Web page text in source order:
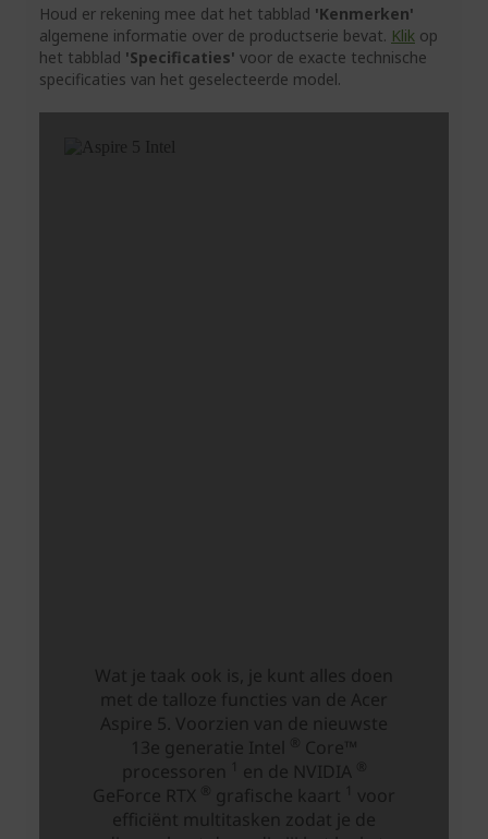
Houd er rekening mee dat het tabblad 'Kenmerken'
algemene informatie over de productserie bevat. Klik op
het tabblad 'Specificaties' voor de exacte technische
specificaties van het geselecteerde model.